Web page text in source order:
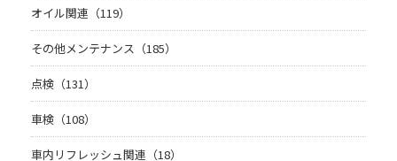
オイル関連（119）
その他メンテナンス（185）
点検（131）
車検（108）
車内リフレッシュ関連（18）